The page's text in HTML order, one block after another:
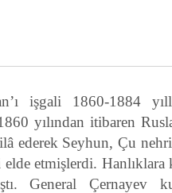
işgali 1860-1884
yılından itibaren
ederek Seyhun, Çu
etmişlerdi. Hanlıklara
General Çernayev